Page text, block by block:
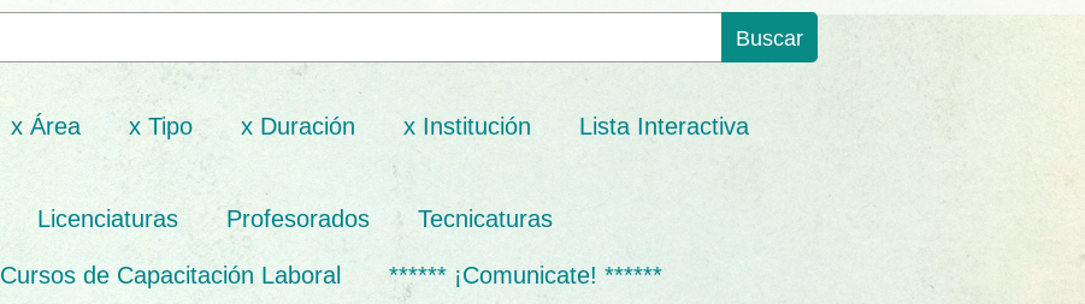
Buscar
x Área x Tipo x Duración x Institución Lista Interactiva
Licenciaturas Profesorados Tecnicaturas
Cursos de Capacitación Laboral ****** ¡Comunicate! ******